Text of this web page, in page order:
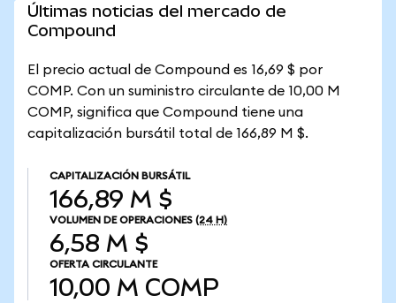
Últimas noticias del mercado de
Compound
El precio actual de Compound es 16,69 $ por
COMP. Con un suministro circulante de 10,00 M
COMP, significa que Compound tiene una
capitalización bursátil total de 166,89 M $.
CAPITALIZACIÓN BURSÁTIL
166,89 M $
VOLUMEN DE OPERACIONES (24 H)
6,58 M $
OFERTA CIRCULANTE
10,00 M COMP